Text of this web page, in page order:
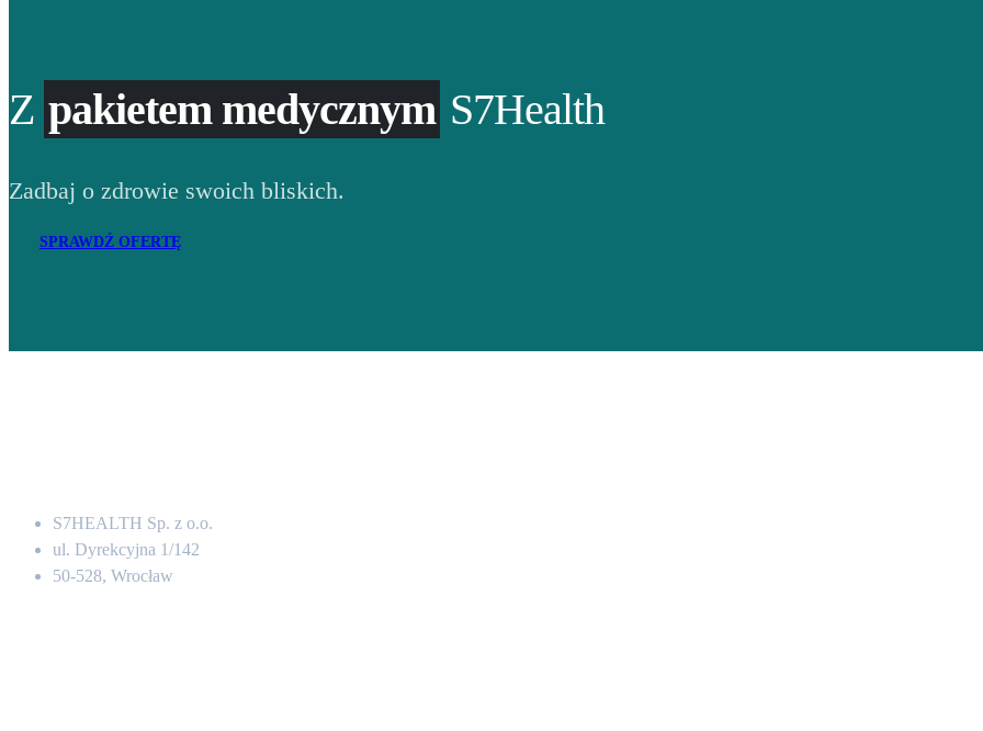
Z pakietem medycznym S7Health
Zadbaj o zdrowie swoich bliskich.
SPRAWDŹ OFERTĘ
S7HEALTH Sp. z o.o.
ul. Dyrekcyjna 1/142
50-528, Wrocław